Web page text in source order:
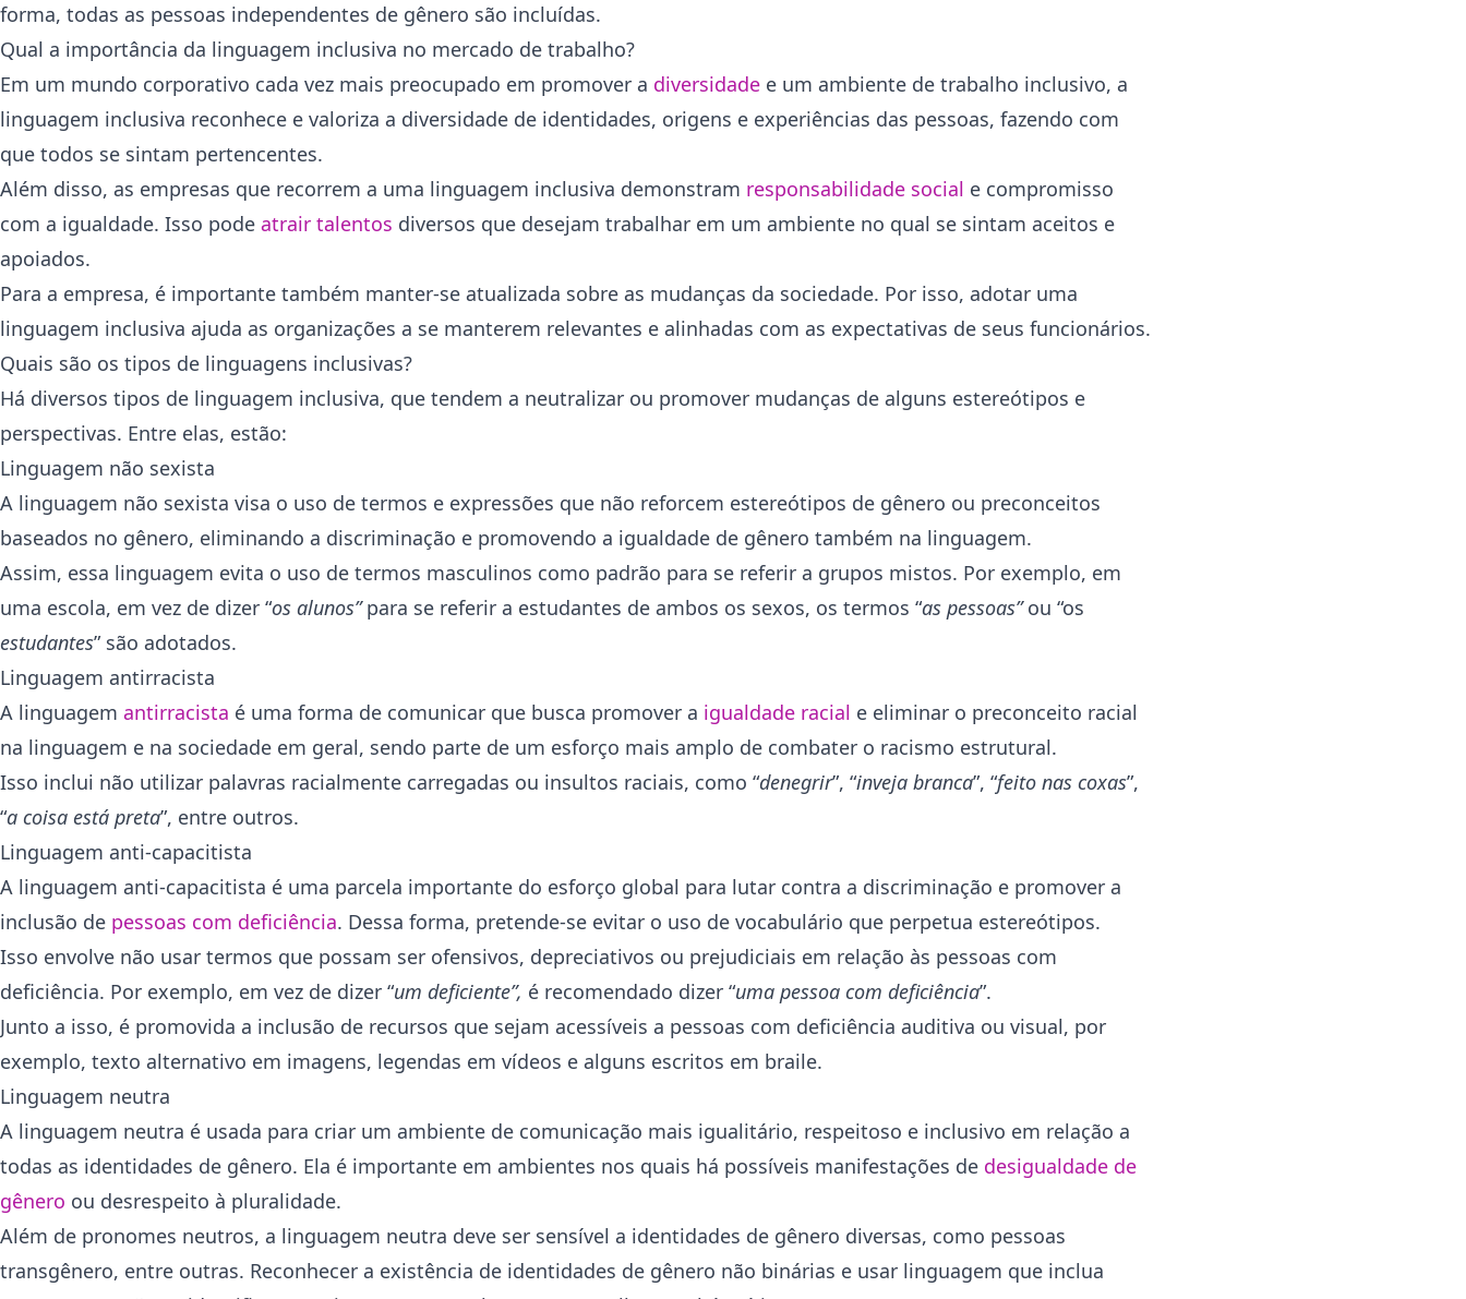
forma, todas as pessoas independentes de gênero são incluídas.
Qual a importância da linguagem inclusiva no mercado de trabalho?
Em um mundo corporativo cada vez mais preocupado em promover a diversidade e um ambiente de trabalho inclusivo, a
linguagem inclusiva reconhece e valoriza a diversidade de identidades, origens e experiências das pessoas, fazendo com
que todos se sintam pertencentes.
Além disso, as empresas que recorrem a uma linguagem inclusiva demonstram responsabilidade social e compromisso
com a igualdade. Isso pode atrair talentos diversos que desejam trabalhar em um ambiente no qual se sintam aceitos e
apoiados.
Para a empresa, é importante também manter-se atualizada sobre as mudanças da sociedade. Por isso, adotar uma
linguagem inclusiva ajuda as organizações a se manterem relevantes e alinhadas com as expectativas de seus funcionários.
Quais são os tipos de linguagens inclusivas?
Há diversos tipos de linguagem inclusiva, que tendem a neutralizar ou promover mudanças de alguns estereótipos e
perspectivas. Entre elas, estão:
Linguagem não sexista
A linguagem não sexista visa o uso de termos e expressões que não reforcem estereótipos de gênero ou preconceitos
baseados no gênero, eliminando a discriminação e promovendo a igualdade de gênero também na linguagem.
Assim, essa linguagem evita o uso de termos masculinos como padrão para se referir a grupos mistos. Por exemplo, em
uma escola, em vez de dizer “os alunos”para se referir a estudantes de ambos os sexos, os termos “as pessoas”ou “os
estudantes” são adotados.
Linguagem antirracista
A linguagem antirracista é uma forma de comunicar que busca promover a igualdade racial e eliminar o preconceito racial
na linguagem e na sociedade em geral, sendo parte de um esforço mais amplo de combater o racismo estrutural.
Isso inclui não utilizar palavras racialmente carregadas ou insultos raciais, como “denegrir”, “inveja branca”, “feito nas coxas”,
“a coisa está preta”, entre outros.
Linguagem anti-capacitista
A linguagem anti-capacitista é uma parcela importante do esforço global para lutar contra a discriminação e promover a
inclusão de pessoas com deficiência. Dessa forma, pretende-se evitar o uso de vocabulário que perpetua estereótipos.
Isso envolve não usar termos que possam ser ofensivos, depreciativos ou prejudiciais em relação às pessoas com
deficiência. Por exemplo, em vez de dizer “um deficiente”, é recomendado dizer “uma pessoa com deficiência”.
Junto a isso, é promovida a inclusão de recursos que sejam acessíveis a pessoas com deficiência auditiva ou visual, por
exemplo, texto alternativo em imagens, legendas em vídeos e alguns escritos em braile.
Linguagem neutra
A linguagem neutra é usada para criar um ambiente de comunicação mais igualitário, respeitoso e inclusivo em relação a
todas as identidades de gênero. Ela é importante em ambientes nos quais há possíveis manifestações de desigualdade de
gênero ou desrespeito à pluralidade.
Além de pronomes neutros, a linguagem neutra deve ser sensível a identidades de gênero diversas, como pessoas
transgênero, entre outras. Reconhecer a existência de identidades de gênero não binárias e usar linguagem que inclua